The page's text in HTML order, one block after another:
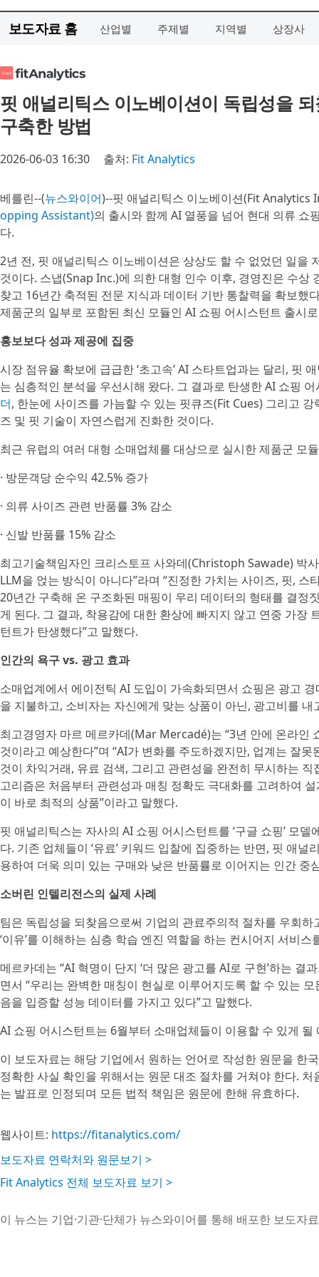
보도자료 홈 산업별 주제별 지역별 상장사
핏 애널리틱스 이노베이션이 독립성을
구축한 방법
2026-06-03 16:30 출처: Fit Analytics
베를린--(뉴스와이어)--핏 애널리틱스 이노베이션(Fit
opping Assistant)의 출시와 함께 AI 열풍을 넘어 현대 의류 쇼
다.
2년 전, 핏 애널리틱스 이노베이션은 상상도 할 수 없었던 일을
것이다. 스냅(Snap Inc.)에 의한 대형 인수 이후, 경영진은 수상
찾고 16년간 축적된 전문 지식과 데이터 기반 통찰력을 확보했
제품군의 일부로 포함된 최신 모듈인 AI 쇼핑 어시스턴트 출시
홍보보다 성과 제공에 집중
시장 점유율 확보에 급급한 ‘초고속’ AI 스타트업과는 달리, 핏
는 심층적인 분석을 우선시해 왔다. 그 결과로 탄생한 AI 쇼핑
더, 한눈에 사이즈를 가늠할 수 있는 핏큐즈(Fit Cues) 그리고
즈 및 핏 기술이 자연스럽게 진화한 것이다.
최근 유럽의 여러 대형 소매업체를 대상으로 실시한 제품군 모
· 방문객당 순수익 42.5% 증가
· 의류 사이즈 관련 반품률 3% 감소
· 신발 반품률 15% 감소
최고기술책임자인 크리스토프 사와데(Christoph Sawade) 박
LLM을 얹는 방식이 아니다”라며 “진정한 가치는 사이즈, 핏,
20년간 구축해 온 구조화된 매핑이 우리 데이터의 형태를 결정
게 된다. 그 결과, 착용감에 대한 환상에 빠지지 않고 연중 가장
턴트가 탄생했다”고 말했다.
인간의 욕구 vs. 광고 효과
소매업계에서 에이전틱 AI 도입이 가속화되면서 쇼핑은 광고
을 지불하고, 소비자는 자신에게 맞는 상품이 아닌, 광고비를
최고경영자 마르 메르카데(Mar Mercadé)는 “3년 안에 온라인
것이라고 예상한다”며 “AI가 변화를 주도하겠지만, 업계는 잘
것이 차익거래, 유료 검색, 그리고 관련성을 완전히 무시하는
고리즘은 처음부터 관련성과 매칭 정확도 극대화를 고려하여
이 바로 최적의 상품”이라고 말했다.
핏 애널리틱스는 자사의 AI 쇼핑 어시스턴트를 ‘구글 쇼핑’ 모
다. 기존 업체들이 ‘유료’ 키워드 입찰에 집중하는 반면, 핏 애
용하여 더욱 의미 있는 구매와 낮은 반품률로 이어지는 인간 중
소버린 인텔리전스의 실제 사례
팀은 독립성을 되찾음으로써 기업의 관료주의적 절차를 우회
‘이유’를 이해하는 심층 학습 엔진 역할을 하는 컨시어지 서비스
메르카데는 “AI 혁명이 단지 ‘더 많은 광고를 AI로 구현’하는 결
면서 “우리는 완벽한 매칭이 현실로 이루어지도록 할 수 있는
음을 입증할 성능 데이터를 가지고 있다”고 말했다.
AI 쇼핑 어시스턴트는 6월부터 소매업체들이 이용할 수 있게 될
이 보도자료는 해당 기업에서 원하는 언어로 작성한 원문을 한
정확한 사실 확인을 위해서는 원문 대조 절차를 거쳐야 한다.
는 발표로 인정되며 모든 법적 책임은 원문에 한해 유효하다.
웹사이트: https://fitanalytics.com/
보도자료 연락처와 원문보기 >
Fit Analytics 전체 보도자료 보기 >
이 뉴스는 기업·기관·단체가 뉴스와이어를 통해 배포한 보도자